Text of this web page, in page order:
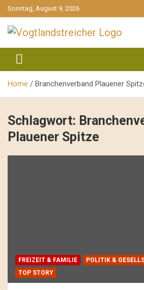
gehe
zum
Inhalt
Sonntag, August 9, 2026
Vogtlandstreicher
Home Branchenverband Plauener
Schlagwort:
Plauener Spitze
FREIZEIT & FAMILIE
POLITIK &
TOP STORY